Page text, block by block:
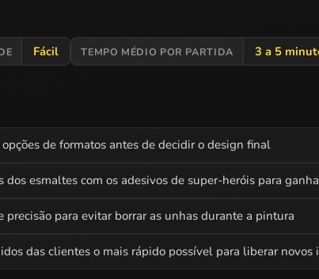
Fácil TEMPO MÉDIO POR PARTIDA 3 a 5
de formatos antes de decidir o design final
dos esmaltes com os adesivos de super-heróis para
precisão para evitar borrar as unhas durante a pintura
das clientes o mais rápido possível para liberar novos